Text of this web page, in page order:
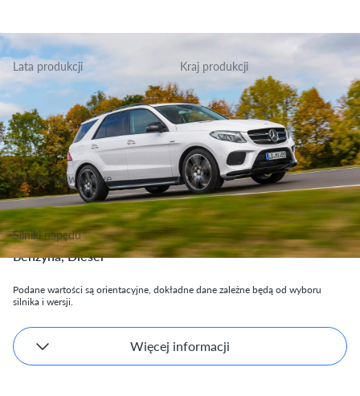
Lata produkcji
2015-2018
Kraj produkcji
USA
Segment
Grupa Terenowo Rekreacyjne, Klasa Wyższa
Wersje nadwoziowe
SUV
Silniki napędu
Benzyna, Diesel
Podane wartości są orientacyjne, dokładne dane zależne będą od wyboru
silnika i wersji.
Więcej informacji